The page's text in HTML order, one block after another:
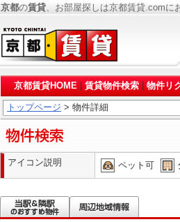
京都の賃貸、お部屋探しは京都賃貸.comに
京都賃貸HOME 賃貸物件検索 物件リ
トップページ > 物件詳細
アイコン説明 ペット可